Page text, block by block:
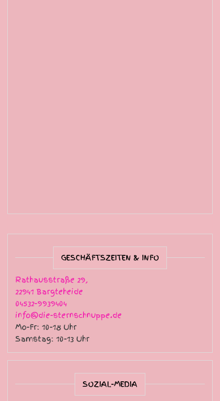
GESCHÄFTSZEITEN & INFO
Rathausstraße 29,
22941 Bargteheide
04532-9939404
info@die-sternschnuppe.de
Mo-Fr: 10-18 Uhr
Samstag: 10-13 Uhr
SOZIAL-MEDIA